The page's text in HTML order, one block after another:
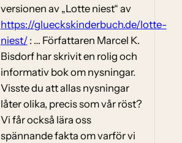
versionen av „Lotte niest“ av
https://glueckskinderbuch.de/lotte-
niest/: … Författaren Marcel K.
Bisdorf har skrivit en rolig och
informativ bok om nysningar.
Visste du att allas nysningar
låter olika, precis som vår röst?
Vi får också lära oss
spännande fakta om varför vi